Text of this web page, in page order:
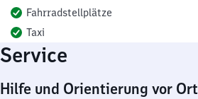
Fahrradstellplätze
Taxi
Service
Hilfe und Orientierung vor Ort